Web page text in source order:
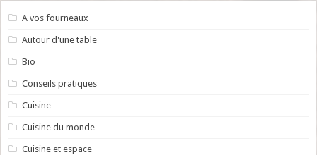
A vos fourneaux
Autour d'une table
Bio
Conseils pratiques
Cuisine
Cuisine du monde
Cuisine et espace